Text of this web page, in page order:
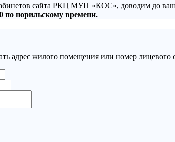
сайта РКЦ МУП «КОС», доводим до
по норильскому времени.
адрес жилого помещения или номер лицевого